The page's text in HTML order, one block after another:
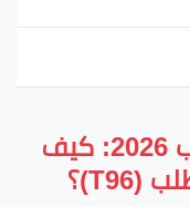
دليلك الشامل لتطبيق اطلب 2026: كيف